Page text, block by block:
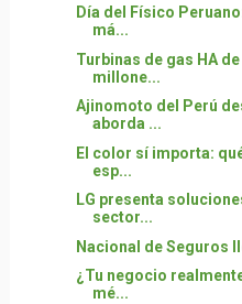
Día del Físico
má...
Turbinas de gas HA
millone...
Ajinomoto del Perú
aborda ...
El color sí importa:
esp...
LG presenta
sector...
Nacional de Seguros
¿Tu negocio
mé...